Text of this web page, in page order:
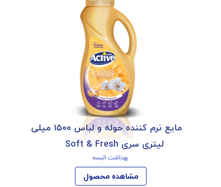
مایع نرم کننده حوله و لباس ۱۵۰۰ میلی
لیتری سری Soft & Fresh
بهداشت البسه
مشاهده محصول